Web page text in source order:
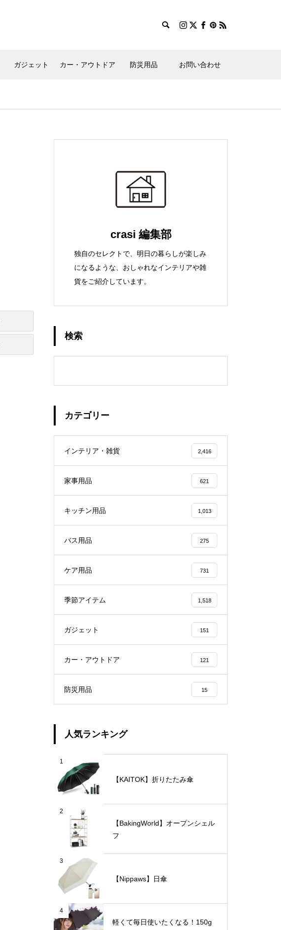
ガジェット カー・アウトドア 防災用品 お問い合わせ
crasi 編集部
独自のセレクトで、明日の暮らしが楽しみ
になるような、おしゃれなインテリアや雑
貨をご紹介しています。
検索
カテゴリー
インテリア・雑貨 2,416
家事用品 621
キッチン用品 1,013
バス用品 275
ケア用品 731
季節アイテム 1,518
ガジェット 151
カー・アウトドア 121
防災用品 15
人気ランキング
1
【KAITOK】折りたたみ傘
2
【BakingWorld】オープンシェル
フ
3
【Nippaws】日傘
4
軽くて毎日使いたくなる！150g